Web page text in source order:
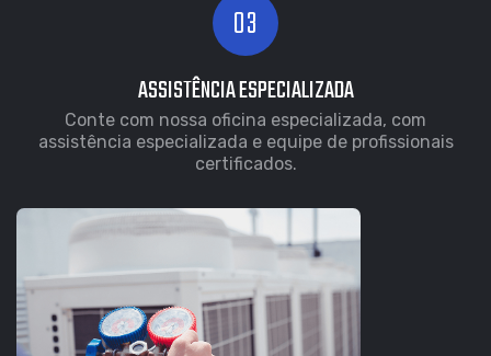
ASSISTÊNCIA ESPECIALIZADA
Conte com nossa oficina especializada, com
assistência especializada e equipe de profissionais
certificados.